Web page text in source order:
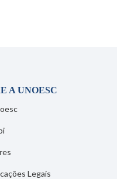
A UNOESC
Legais